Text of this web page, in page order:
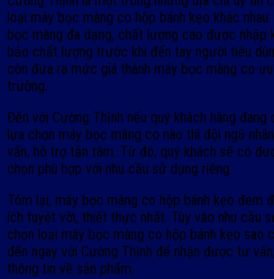
loại máy bọc màng co hộp bánh kẹo khác
bọc màng đa dạng, chất lượng cao được
bảo chất lượng trước khi đến tay người tiêu
còn đưa ra mức giá thành máy bọc màng co
trường.
Đến với Cường Thịnh nếu quý khách hàng đang
lựa chọn máy bọc màng co nào thì đội ngũ
vấn, hỗ trợ tận tâm. Từ đó, quý khách sẽ có
chọn phù hợp với nhu cầu sử dụng riêng.
Tóm lại, máy bọc màng co hộp bánh kẹo đem
ích tuyệt vời, thiết thực nhất. Tùy vào nhu cầu
chọn loại máy bọc màng co hộp bánh kẹo sao
đến ngay với Cường Thịnh để nhận được tư
thông tin về sản phẩm.